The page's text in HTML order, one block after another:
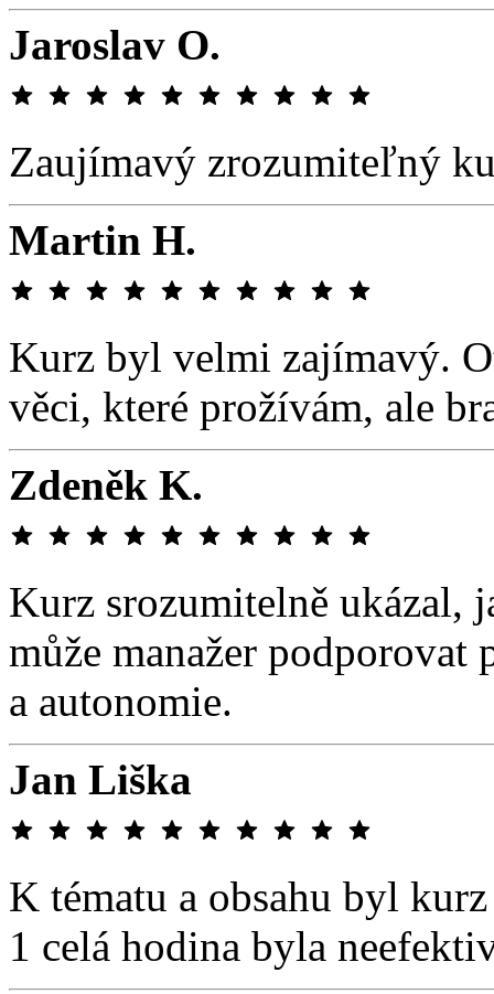
Jaroslav O.
Zaujímavý zrozumiteľný
Martin H.
Kurz byl velmi zajímavý.
věci, které prožívám, ale
Zdeněk K.
Kurz srozumitelně ukázal,
může manažer
a autonomie.
Jan Liška
K tématu a obsahu byl
1 celá hodina byla